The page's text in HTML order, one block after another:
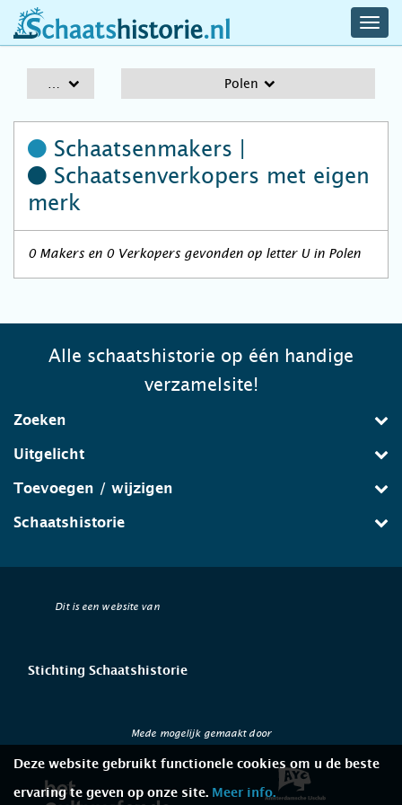
schaatshistorie.nl
Polen
Schaatsenmakers |
Schaatsenverkopers met eigen
merk
0 Makers en 0 Verkopers gevonden op letter U in Polen
Alle schaatshistorie op één handige
verzamelsite!
Zoeken
Uitgelicht
Toevoegen / wijzigen
Schaatshistorie
Dit is een website van
Stichting Schaatshistorie
Mede mogelijk gemaakt door
Deze website gebruikt functionele cookies om u de beste
ervaring te geven op onze site. Meer info.